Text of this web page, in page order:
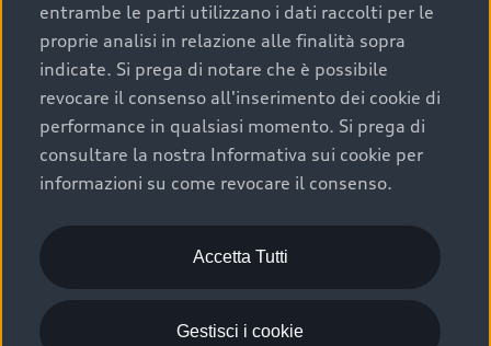
efficienza meccanica: motore, trasmissione e
componenti principali in ottimo stato garantiscono
prestazioni affidabili e sicure.
Acquistare un’auto usata in una Concessionaria ufficiale
Audi che offre l’usato garantito tramite Audi Prima
Scelta :plus, significa affidarsi ad un prodotto che viene
sottoposto a 110 controlli approfonditi e coperto da
garanzia fino a 4 anni per una maggiore tutela del tuo
acquisto.
entrambe le parti utilizzano i dati raccolti per le
proprie analisi in relazione alle finalità sopra
indicate. Si prega di notare che è possibile
revocare il consenso all'inserimento dei cookie di
performance in qualsiasi momento. Si prega di
consultare la nostra Informativa sui cookie per
informazioni su come revocare il consenso.
Accetta Tutti
Gestisci i cookie